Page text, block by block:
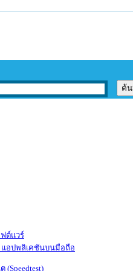
ต์แวร์
แอปพลิเคชันบนมือถือ
(Speedtest)